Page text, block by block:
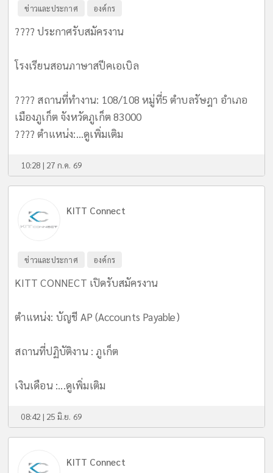
ข่าวและประกาศ องค์กร
???? ประกาศรับสมัครงาน
โรงเรียนสอนภาษาสปีคเอเบิล
???? สถานที่ทำงาน: 108/108 หมู่ที่5 ตำบลรัษฎา อำเภอ
เมืองภูเก็ต จังหวัดภูเก็ต 83000
???? ตำแหน่ง:...ดูเพิ่มเติม
10:28 | 27 ก.ค. 69
KITT Connect
ข่าวและประกาศ องค์กร
KITT CONNECT เปิดรับสมัครงาน
ตำแหน่ง: บัญชี AP (Accounts Payable)
สถานที่ปฏิบัติงาน : ภูเก็ต
เงินเดือน :...ดูเพิ่มเติม
08:42 | 25 มิ.ย. 69
KITT Connect